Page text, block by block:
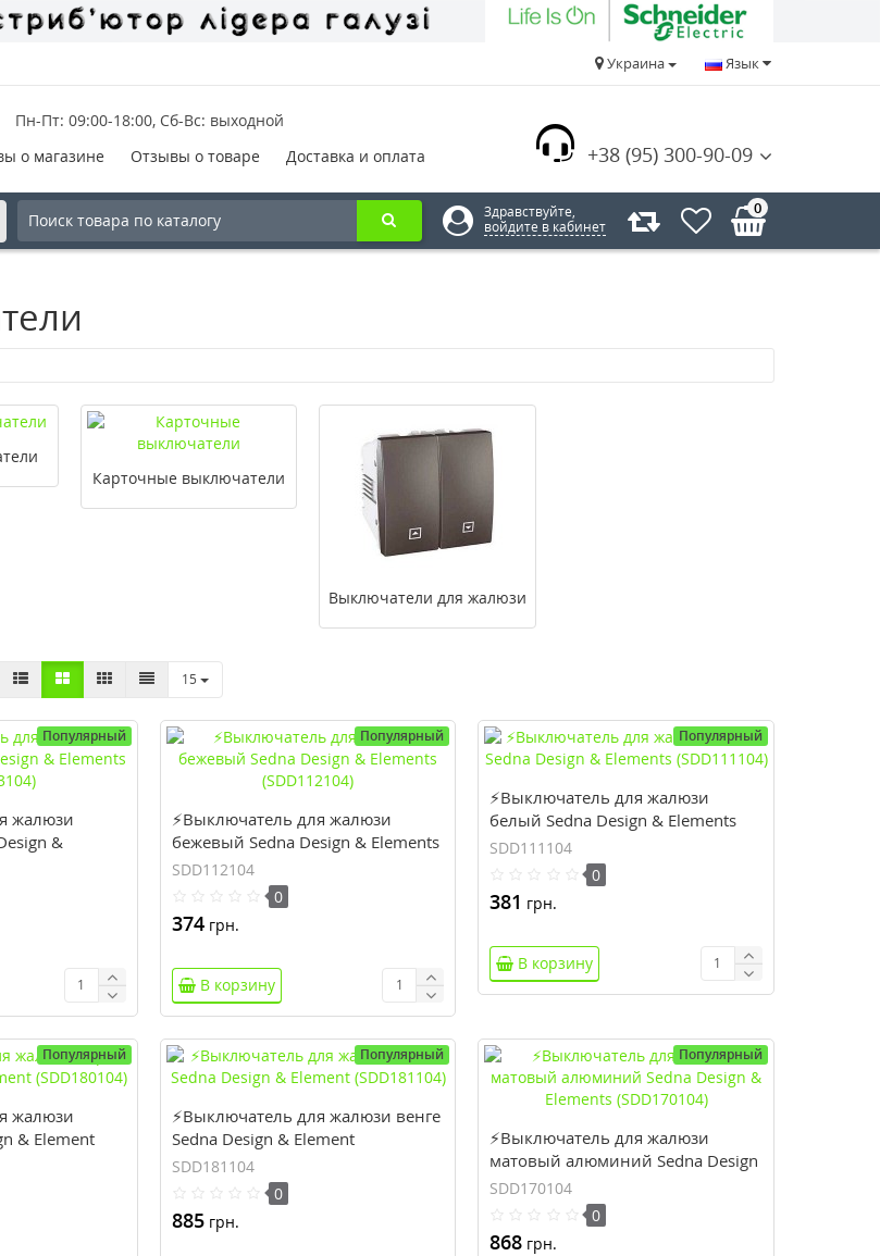
Язык
Украина
+38 (95) 300-90-09
Пн-Пт: 09:00-18:00, Сб-Вс: выходной
о магазине Отзывы о товаре Доставка и оплата
Здравствуйте,
войдите в кабинет
0
Карточные выключатели
Выключатели для жалюзи
15
Популярный
жалюзи
&
Популярный
⚡Выключатель для жалюзи
бежевый Sedna Design & Elements
(SDD112104)
SDD112104
0
374грн.
В корзину
Популярный
⚡Выключатель для жалюзи
белый Sedna Design & Elements
(SDD111104)
SDD111104
0
381 грн.
В корзину
Популярный
жалюзи
& Element
Популярный
⚡Выключатель для жалюзи венге
Sedna Design & Element
(SDD181104)
SDD181104
0
885грн.
Популярный
⚡Выключатель для жалюзи
матовый алюминий Sedna Design
& Elements (SDD170104)
SDD170104
0
868 грн.